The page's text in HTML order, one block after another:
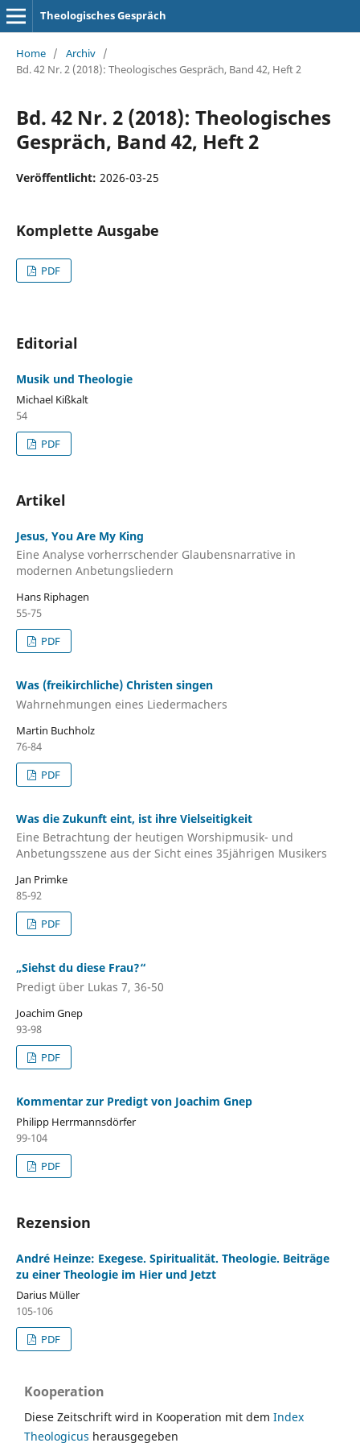
Theologisches Gespräch
Home / Archiv /
Bd. 42 Nr. 2 (2018): Theologisches Gespräch, Band 42, Heft 2
Bd. 42 Nr. 2 (2018): Theologisches
Gespräch, Band 42, Heft 2
Veröffentlicht: 2026-03-25
Komplette Ausgabe
PDF
Editorial
Musik und Theologie
Michael Kißkalt
54
PDF
Artikel
Jesus, You Are My King
Eine Analyse vorherrschender Glaubensnarrative in
modernen Anbetungsliedern
Hans Riphagen
55-75
PDF
Was (freikirchliche) Christen singen
Wahrnehmungen eines Liedermachers
Martin Buchholz
76-84
PDF
Was die Zukunft eint, ist ihre Vielseitigkeit
Eine Betrachtung der heutigen Worshipmusik- und
Anbetungsszene aus der Sicht eines 35jährigen Musikers
Jan Primke
85-92
PDF
„Siehst du diese Frau?“
Predigt über Lukas 7, 36-50
Joachim Gnep
93-98
PDF
Kommentar zur Predigt von Joachim Gnep
Philipp Herrmannsdörfer
99-104
PDF
Rezension
André Heinze: Exegese. Spiritualität. Theologie. Beiträge
zu einer Theologie im Hier und Jetzt
Darius Müller
105-106
PDF
Kooperation
Diese Zeitschrift wird in Kooperation mit dem Index
Theologicus herausgegeben